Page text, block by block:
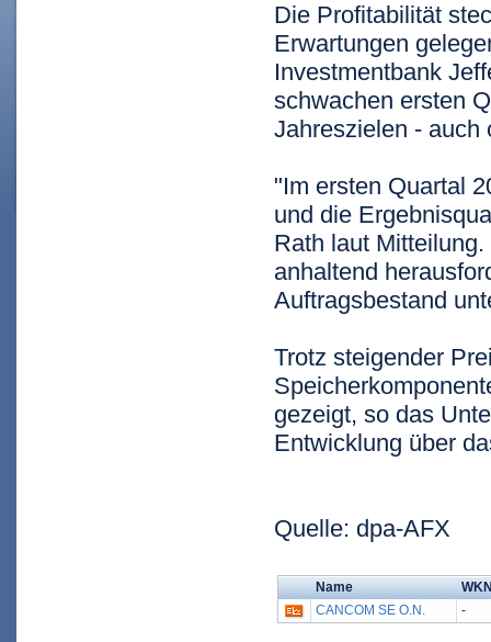
Die Profitabilität
Erwartungen
Investmentbank
schwachen ersten
Jahreszielen - auch
"Im ersten Quartal
und die
Rath laut
anhaltend
Auftragsbestand
Trotz steigender
gezeigt, so das
Entwicklung über
Quelle: dpa-AFX
Name
CANCOM SE O.N.
-